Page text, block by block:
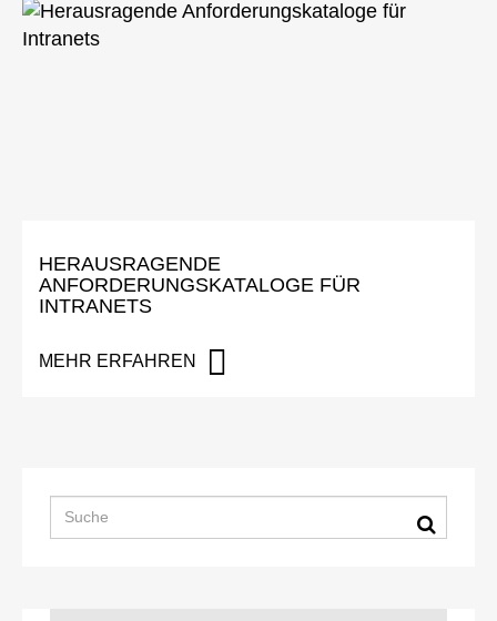
HERAUSRAGENDE
ANFORDERUNGSKATALOGE FÜR
INTRANETS
MEHR ERFAHREN